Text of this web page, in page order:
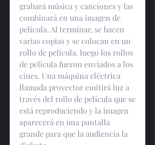
grabará música y canciones y las
combinará en una imagen de
película. Al terminar, se hacen
varias copias y se colocan en un
rollo de película. luego los rollos
de película fueron enviados a los
cines. Una máquina eléctrica
llamada proyector emitirá luz a
través del rollo de película que se
está reproduciendo y la imagen
aparecerá en una pantalla
grande para que la audiencia la